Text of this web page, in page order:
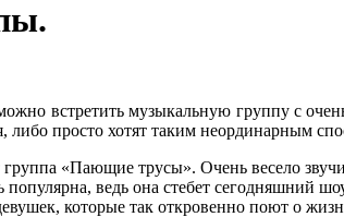
встретить музыкальную группу с
либо просто хотят таким неординарным
группа «Пающие трусы». Очень весело
популярна, ведь она стебет
которые так откровенно поют о